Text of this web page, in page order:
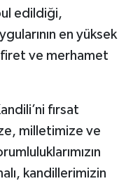
edildiği,
en yüksek
ve merhamet
fırsat
milletimize ve
kandillerimizin